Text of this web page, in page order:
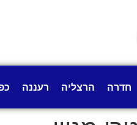
חדרה הרצליה רעננה